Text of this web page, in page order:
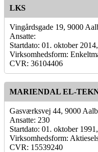
LKS
Vingårdsgade 19, 9000
Ansatte:
Startdato: 01. oktober 2014,
Virksomhedsform:
CVR: 36104406
MARIENDAL EL-
Gasværksvej 44, 9000
Ansatte: 230
Startdato: 01. oktober 1991,
Virksomhedsform:
CVR: 15539240